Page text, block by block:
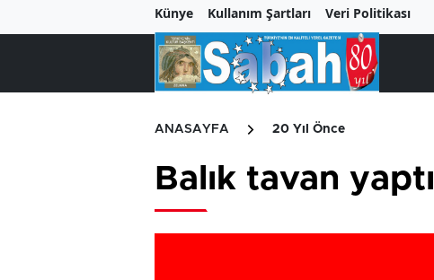
Künye Kullanım Şartları Veri Politikası
ANASAYFA 20 Yıl Önce
Balık tavan yaptı